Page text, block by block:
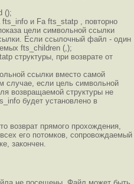
();
и Fa fts_statp , повторно
цели символьной ссылки
Если ссылочный файл - один
fts_children (,);
структуры, при возврате от
ссылки вместо самой
случае, если цель символьной
возвращаемой структуры не
будет установлено в
возврат прямого прохождения,
его потомков, сопровождаемый
закончен.